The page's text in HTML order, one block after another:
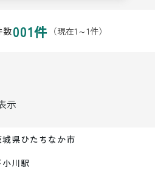
数001件 （現在1 ～1件）
示
城県ひたちなか市
川駅